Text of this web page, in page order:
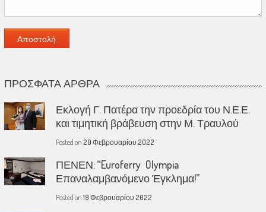
ΠΡΌΣΦΑΤΑ ΆΡΘΡΑ
Εκλογή Γ. Πατέρα την προεδρία του Ν.Ε.Ε.
και τιμητική βράβευση στην Μ. Τραυλού
Posted on 20 Φεβρουαρίου 2022
ΠΕΝΕΝ: “Euroferry Olympia
Επαναλαμβανόμενο Έγκλημα!”
Posted on 19 Φεβρουαρίου 2022